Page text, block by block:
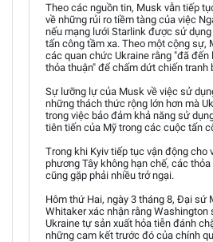
Theo các nguồn tin, Musk vẫn tiếp
về những rủi ro tiềm tàng của việc
nếu mạng lưới Starlink được sử
tấn công tầm xa. Theo một cộng sự,
các quan chức Ukraine rằng "đã
thỏa thuận" để chấm dứt chiến tranh
Sự lưỡng lự của Musk về việc sử
những thách thức rộng lớn hơn mà
trong việc bảo đảm khả năng sử
tiên tiến của Mỹ trong các cuộc tấn
Trong khi Kyiv tiếp tục vận động cho
phương Tây không hạn chế, các
cũng gặp phải nhiều trở ngại.
Hôm thứ Hai, ngày 3 tháng 8, Đại sứ
Whitaker xác nhận rằng Washington
Ukraine tự sản xuất hỏa tiễn đánh
những cam kết trước đó của chính